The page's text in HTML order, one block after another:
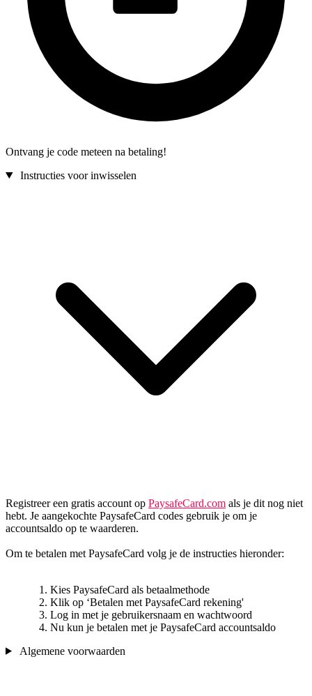
Ontvang je code meteen na betaling!
Instructies voor inwisselen
Registreer een gratis account op PaysafeCard.com als je dit nog niet
hebt. Je aangekochte PaysafeCard codes gebruik je om je
accountsaldo op te waarderen.
Om te betalen met PaysafeCard volg je de instructies hieronder:
Kies PaysafeCard als betaalmethode
Klik op ‘Betalen met PaysafeCard rekening'
Log in met je gebruikersnaam en wachtwoord
Nu kun je betalen met je PaysafeCard accountsaldo
Algemene voorwaarden